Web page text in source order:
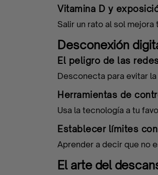
Programas
finalizados
Vitamina D y
Salir un rato al sol
Desconexión
El peligro de las
Desconecta para evitar
Herramientas de
Usa la tecnología a tu
Establecer límites
Aprender a decir que no
El arte del